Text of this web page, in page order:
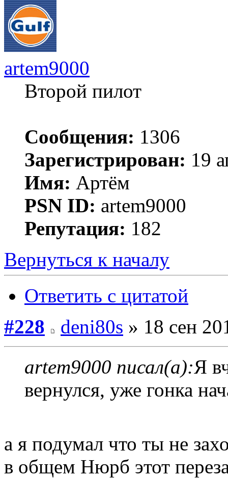
artem9000
Второй пилот
Сообщения: 1306
Зарегистрирован: 19
Имя: Артём
PSN ID: artem9000
Репутация: 182
Вернуться к началу
Ответить с цитатой
#228
deni80s » 18 сен
artem9000 писал(а):Я
вернулся, уже гонка
а я подумал что ты не
в общем Нюрб этот